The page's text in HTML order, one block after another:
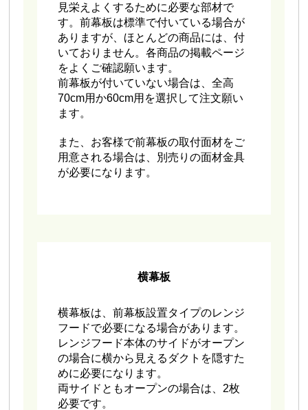
見栄えよくするために必要な部材で
す。前幕板は標準で付いている場合が
ありますが、ほとんどの商品には、付
いておりません。各商品の掲載ページ
をよくご確認願います。
前幕板が付いていない場合は、全高
70cm用か60cm用を選択して注文願い
ます。
また、お客様で前幕板の取付面材をご
用意される場合は、別売りの面材金具
が必要になります。
横幕板
横幕板は、前幕板設置タイプのレンジ
フードで必要になる場合があります。
レンジフード本体のサイドがオープン
の場合に横から見えるダクトを隠すた
めに必要になります。
両サイドともオープンの場合は、2枚
必要です。